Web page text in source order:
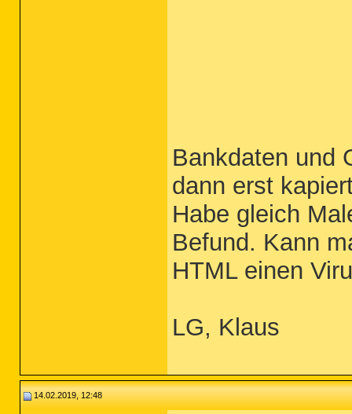
Bankdaten und
dann erst
Habe gleich
Befund. Kann
HTML einen
LG, Klaus
14.02.2019, 12:48